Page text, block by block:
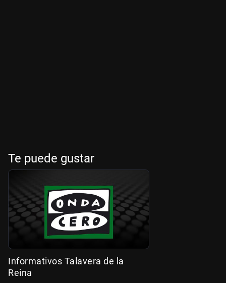
Te puede gustar
Informativos Talavera de la
Reina